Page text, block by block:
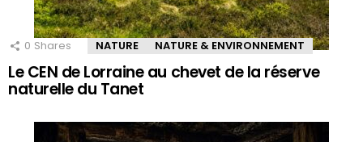
0 Shares NATURE NATURE & ENVIRONNEMENT
Le CEN de Lorraine au chevet de la réserve
naturelle du Tanet